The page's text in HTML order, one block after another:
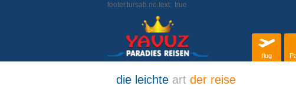
footer.tursab.no.text: true
flug
die leichte art der reise